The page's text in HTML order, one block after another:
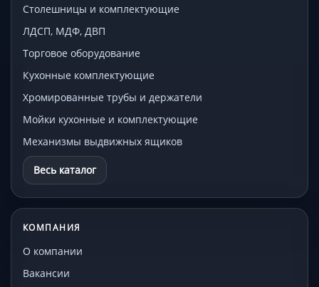
Столешницы и комплектующие
ЛДСП, МДФ, ДВП
Торговое оборудование
Кухонные комплектующие
Хромированные трубы и держатели
Мойки кухонные и комплектующие
Механизмы выдвижных ящиков
Весь каталог
КОМПАНИЯ
О компании
Вакансии